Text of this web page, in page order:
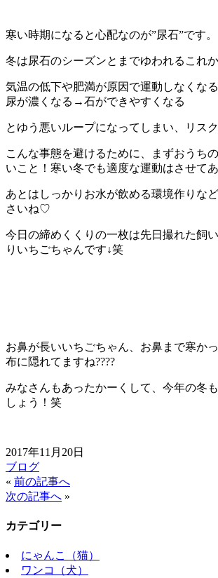
寒い時期になると心配なのが”尿石”です。
冬は尿石のシーズンとまでゆわれるこれか
気温の低下や肥満が原因で運動しなくな
尿が濃くなる→石ができやすくなる
とゆう悪いループになってしまい、リス
こんな事態を避けるために、まずおうち
いこと！寒い冬でも適度な運動はさせてあ
あとはしっかりお水が飲める環境作りな
さいね♡
今日の締めくくりの一枚は先日撮れた飼
りいちごちゃんです↓笑
お鼻が長いいちごちゃん、お鼻まで寒か
布に隠れてますね????
みなさんもあったかーくして、今年の冬
しょう！笑
2017年11月20日
ブログ
« 前の記事へ
次の記事へ »
カテゴリー
にゃんこ（猫）
ワンコ（犬）